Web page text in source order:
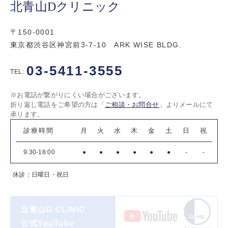
北青山Dクリニック
〒150-0001
東京都渋谷区神宮前3-7-10 ARK WISE BLDG.
TEL: 03-5411-3555
※お電話が繋がりにくい場合がございます。
折り返し電話をご希望の方は「 ご相談・お問合せ 」よりメールにて
承ります。
診療時間 月 火 水 木 金 土 日 祝
9:30-18:00 ● ● ● ● ● ● - -
休診：日曜日・祝日
北青山D.CLINIC
公式YouTube